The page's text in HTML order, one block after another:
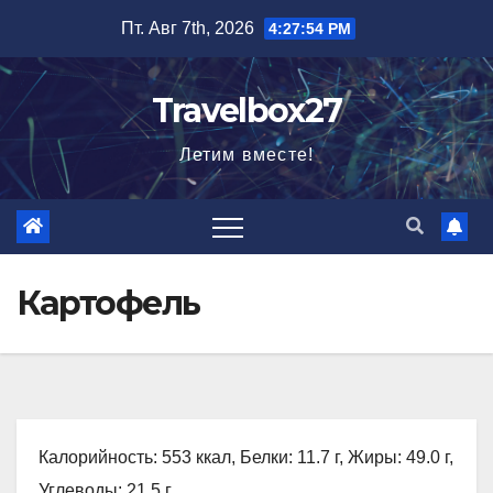
содержимому
Пт. Авг 7th, 2026 4:27:55 PM
Travelbox27
Летим вместе!
Картофель
Калорийность: 553 ккал, Белки: 11.7 г, Жиры: 49.0 г,